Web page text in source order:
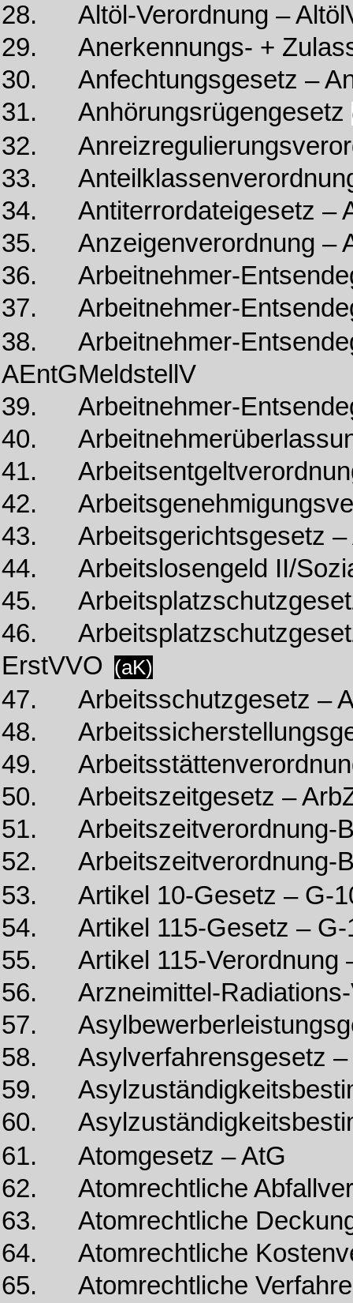
28. Altöl-Verordnung –
29. Anerkennungs- +
30. Anfechtungsgesetz –
31. Anhörungsrügengesetz
32.
33.
34. Antiterrordateigesetz –
35. Anzeigenverordnung –
36. Arbeitnehmer-
37. Arbeitnehmer-
38. Arbeitnehmer-
AEntGMeldstellV
39. Arbeitnehmer-
40.
41.
42.
43. Arbeitsgerichtsgesetz –
44. Arbeitslosengeld II/
45.
46.
ErstVVO (aK)
47. Arbeitsschutzgesetz –
48.
49.
50. Arbeitszeitgesetz –
51. Arbeitszeitverordnung-
52. Arbeitszeitverordnung-
53. Artikel 10-Gesetz – G-
54. Artikel 115-Gesetz – G-
55. Artikel 115-Verordnung
56. Arzneimittel-Radiations-
57.
58. Asylverfahrensgesetz –
59.
60.
61. Atomgesetz – AtG
62. Atomrechtliche
63. Atomrechtliche
64. Atomrechtliche
65. Atomrechtliche